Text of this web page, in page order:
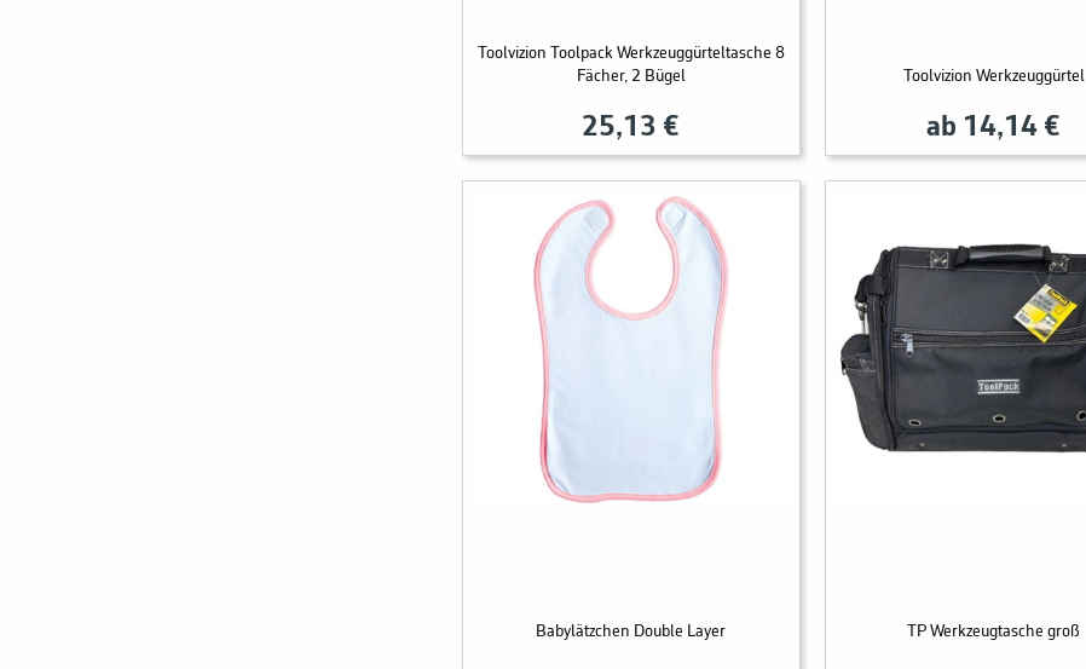
Toolvizion Toolpack Werkzeuggürteltasche 8
Fächer, 2 Bügel
25,13 €
Toolvizion Werkzeuggürtel
ab 14,14 €
Babylätzchen Double Layer TP Werkzeugtasche groß